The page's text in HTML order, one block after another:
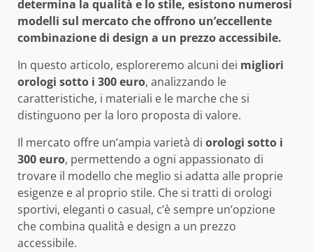
determina la qualità e lo stile, esistono numerosi
modelli sul mercato che offrono un’eccellente
combinazione di design a un prezzo accessibile.
In questo articolo, esploreremo alcuni dei migliori
orologi sotto i 300 euro, analizzando le
caratteristiche, i materiali e le marche che si
distinguono per la loro proposta di valore.
Il mercato offre un’ampia varietà di orologi sotto i
300 euro, permettendo a ogni appassionato di
trovare il modello che meglio si adatta alle proprie
esigenze e al proprio stile. Che si tratti di orologi
sportivi, eleganti o casual, c’è sempre un’opzione
che combina qualità e design a un prezzo
accessibile.